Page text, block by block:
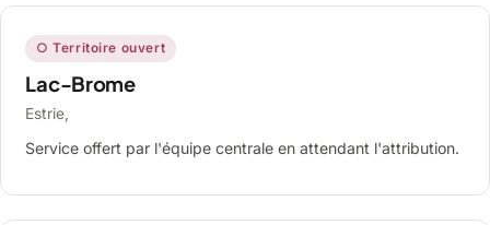
○ Territoire ouvert
Lac-Brome
Estrie,
Service offert par l'équipe centrale en attendant l'attribution.